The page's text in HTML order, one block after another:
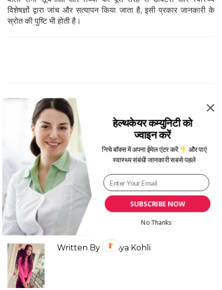
विशेषज्ञों द्वारा जांच और सत्यापन किया जाता है, इसी प्रकार जानकारी के
स्रोत की पुष्टि भी होती है।
लिवर ट्रांसप्लांट कराने में कितना खर्च आता हैं
लिवर ट्रांसप्लांट किन बीमारियों में होता हैं
ट्रांसप्लांट की लागत कितना होगी
ट्रांसप्लांट के लिए अच्छे अस्पताल
,
ट्रांसप्लांट कैसे किया जाता हैं ,लिवर ट्रांसप्लांट
स्वास्थ्य A-Z
Date
Nov 24, 2023
Written By Tanya Kohli
SUBSCRIBE NOW
हेल्थकेयर कम्युनिटी को
ज्वाइन करें
निचे बॉक्स में अपना ईमेल एंटर करें
और पाएं
स्वास्थ्य संबंधी जानकारी सबसे पहले
No Thanks